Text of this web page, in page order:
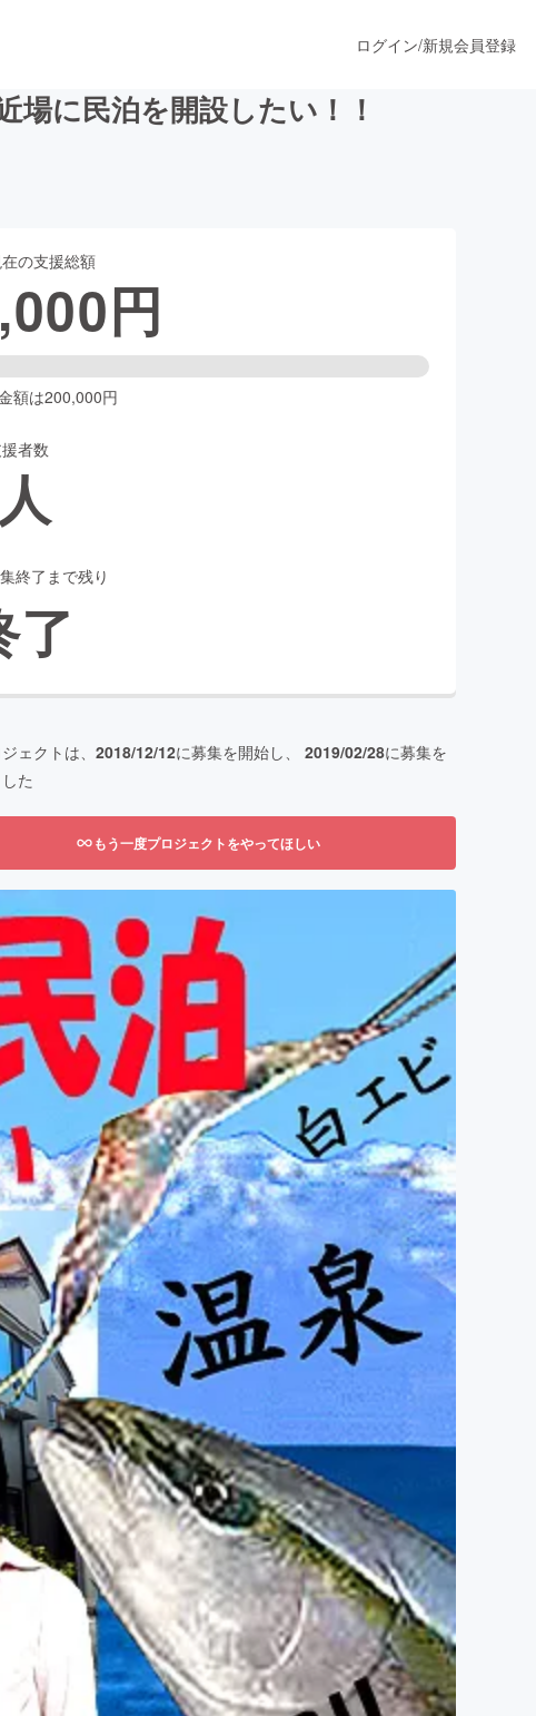
ケア
ログイン/新規会員登録
場に民泊を開設したい！！
の支援総額
円
額は200,000円
者数
人
終了まで残り
了
ェクトは、 2018/12/12に募集を開始し、 2019/02/28に募集を
た
もう一度プロジェクトをやってほしい